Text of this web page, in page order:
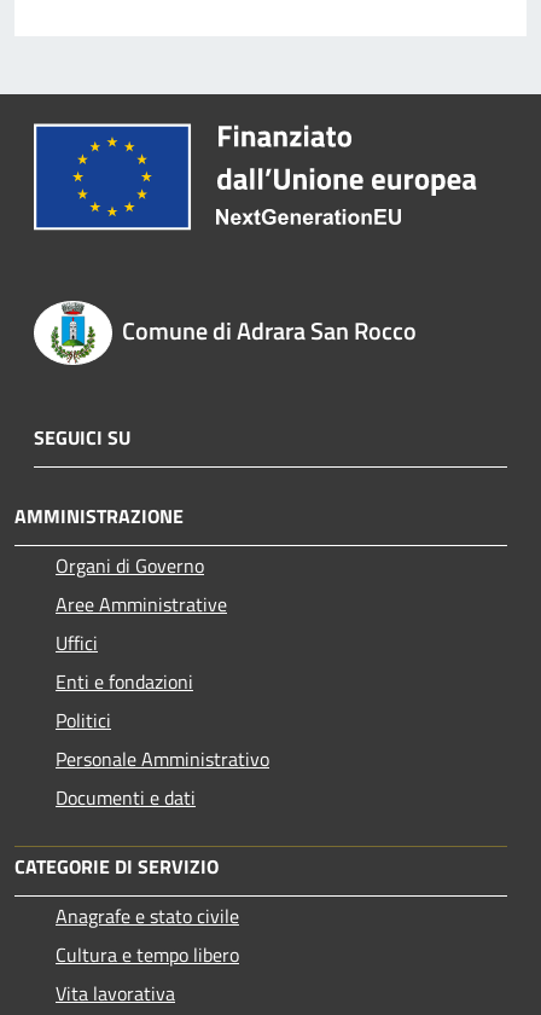
Comune di Adrara San Rocco
SEGUICI SU
AMMINISTRAZIONE
Organi di Governo
Aree Amministrative
Uffici
Enti e fondazioni
Politici
Personale Amministrativo
Documenti e dati
CATEGORIE DI SERVIZIO
Anagrafe e stato civile
Cultura e tempo libero
Vita lavorativa